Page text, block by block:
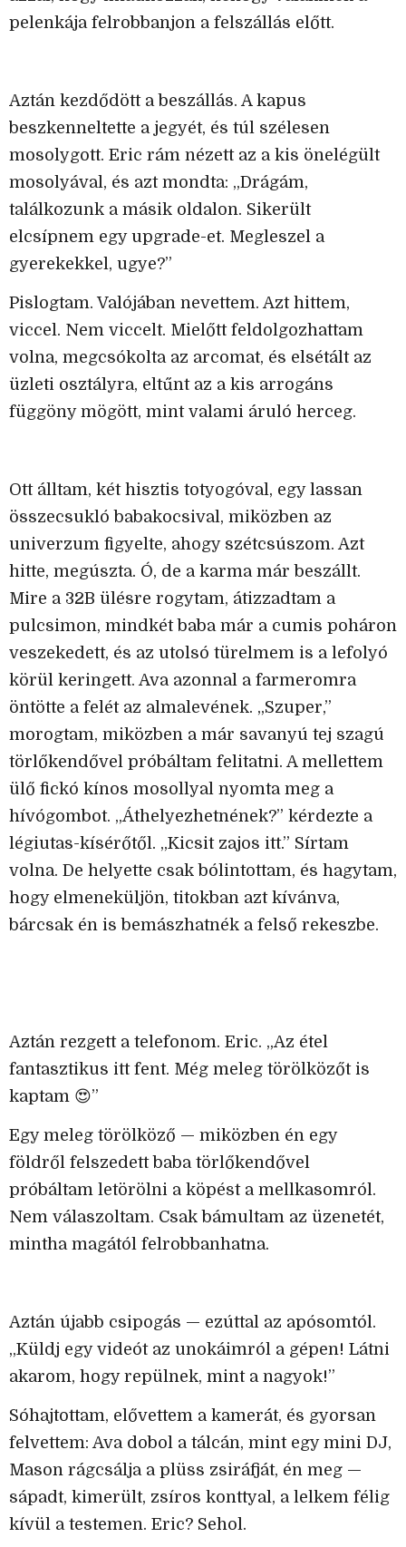
pelenkája felrobbanjon a felszállás előtt.
Aztán kezdődött a beszállás. A kapus
beszkenneltette a jegyét, és túl szélesen
mosolygott. Eric rám nézett az a kis önelégült
mosolyával, és azt mondta: „Drágám,
találkozunk a másik oldalon. Sikerült
elcsípnem egy upgrade-et. Megleszel a
gyerekekkel, ugye?”
Pislogtam. Valójában nevettem. Azt hittem,
viccel. Nem viccelt. Mielőtt feldolgozhattam
volna, megcsókolta az arcomat, és elsétált az
üzleti osztályra, eltűnt az a kis arrogáns
függöny mögött, mint valami áruló herceg.
Ott álltam, két hisztis totyogóval, egy lassan
összecsukló babakocsival, miközben az
univerzum figyelte, ahogy szétcsúszom. Azt
hitte, megúszta. Ó, de a karma már beszállt.
Mire a 32B ülésre rogytam, átizzadtam a
pulcsimon, mindkét baba már a cumis poháron
veszekedett, és az utolsó türelmem is a lefolyó
körül keringett. Ava azonnal a farmeromra
öntötte a felét az almalevének. „Szuper,”
morogtam, miközben a már savanyú tej szagú
törlőkendővel próbáltam felitatni. A mellettem
ülő fickó kínos mosollyal nyomta meg a
hívógombot. „Áthelyezhetnének?” kérdezte a
légiutas-kísérőtől. „Kicsit zajos itt.” Sírtam
volna. De helyette csak bólintottam, és hagytam,
hogy elmeneküljön, titokban azt kívánva,
bárcsak én is bemászhatnék a felső rekeszbe.
Aztán rezgett a telefonom. Eric. „Az étel
fantasztikus itt fent. Még meleg törölközőt is
kaptam 😍”
Egy meleg törölköző — miközben én egy
földről felszedett baba törlőkendővel
próbáltam letörölni a köpést a mellkasomról.
Nem válaszoltam. Csak bámultam az üzenetét,
mintha magától felrobbanhatna.
Aztán újabb csipogás — ezúttal az apósomtól.
„Küldj egy videót az unokáimról a gépen! Látni
akarom, hogy repülnek, mint a nagyok!”
Sóhajtottam, elővettem a kamerát, és gyorsan
felvettem: Ava dobol a tálcán, mint egy mini DJ,
Mason rágcsálja a plüss zsiráfját, én meg —
sápadt, kimerült, zsíros konttyal, a lelkem félig
kívül a testemen. Eric? Sehol.